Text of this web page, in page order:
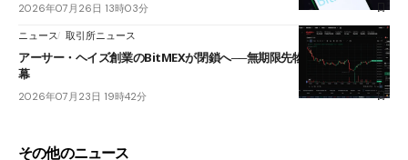
2026年07月26日 13時03分
ニュース 取引所ニュース
アーサー・ヘイズ創業のBitMEXが閉鎖へ──無期限先物を生んだ11年に
幕
2026年07月23日 19時42分
その他のニュース